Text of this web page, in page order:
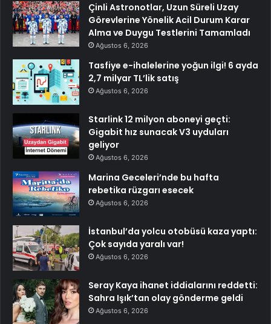
Çinli Astronotlar, Uzun Süreli Uzay
Görevlerine Yönelik Acil Durum Karar
Alma ve Duygu Testlerini Tamamladı
Ağustos 6, 2026
Tasfiye e-ihalelerine yoğun ilgi! 6 ayda
2,7 milyar TL’lik satış
Ağustos 6, 2026
Starlink 12 milyon aboneyi geçti:
Gigabit hız sunacak V3 uyduları
geliyor
Ağustos 6, 2026
Marina Geceleri’nde bu hafta
rebetika rüzgarı esecek
Ağustos 6, 2026
İstanbul’da yolcu otobüsü kaza yaptı:
Çok sayıda yaralı var!
Ağustos 6, 2026
Seray Kaya ihanet iddialarını reddetti:
Sahra Işık’tan olay gönderme geldi
Ağustos 6, 2026